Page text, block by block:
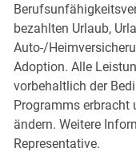
bezahlten Urlaub,
Auto-/
Adoption. Alle
vorbehaltlich der
Programms erbracht
ändern. Weitere
Representative.